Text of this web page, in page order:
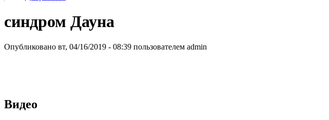
синдром Дауна
Опубликовано вт, 04/16/2019 - 08:39 пользователем admin
Видео